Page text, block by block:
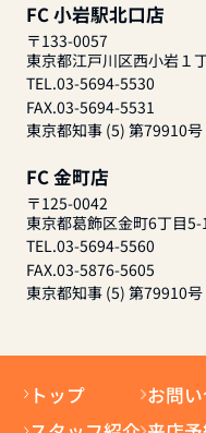
FC 小岩駅北口店
〒133-0057
東京都江戸川区西小岩１
TEL.03-5694-5530
FAX.03-5694-5531
東京都知事 (5) 第79910号
FC 金町店
〒125-0042
東京都葛飾区金町6丁目
TEL.03-5694-5560
FAX.03-5876-5605
東京都知事 (5) 第79910号
トップ
お問